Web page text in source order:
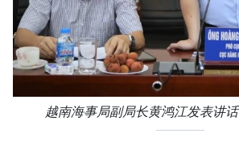
越南海事局副局长黄鸿江发表讲